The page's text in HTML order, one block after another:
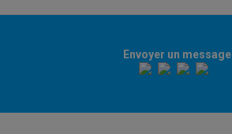
Envoyer un message